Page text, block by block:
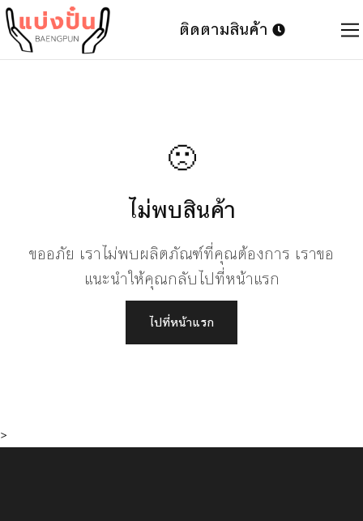
ติดตามสินค้า
🙁
ไม่พบสินค้า
ขออภัย เราไม่พบผลิตภัณฑ์ที่คุณต้องการ เราขอ
แนะนำให้คุณกลับไปที่หน้าแรก
ไปที่หน้าแรก
>